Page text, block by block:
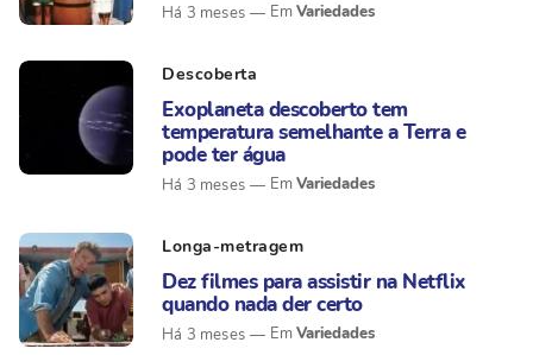
Há 3 meses Variedades
Descoberta
Exoplaneta descoberto tem
temperatura semelhante a Terra e
pode ter água
Há 3 meses Variedades
Longa-metragem
Dez filmes para assistir na Netflix
quando nada der certo
Há 3 meses Variedades